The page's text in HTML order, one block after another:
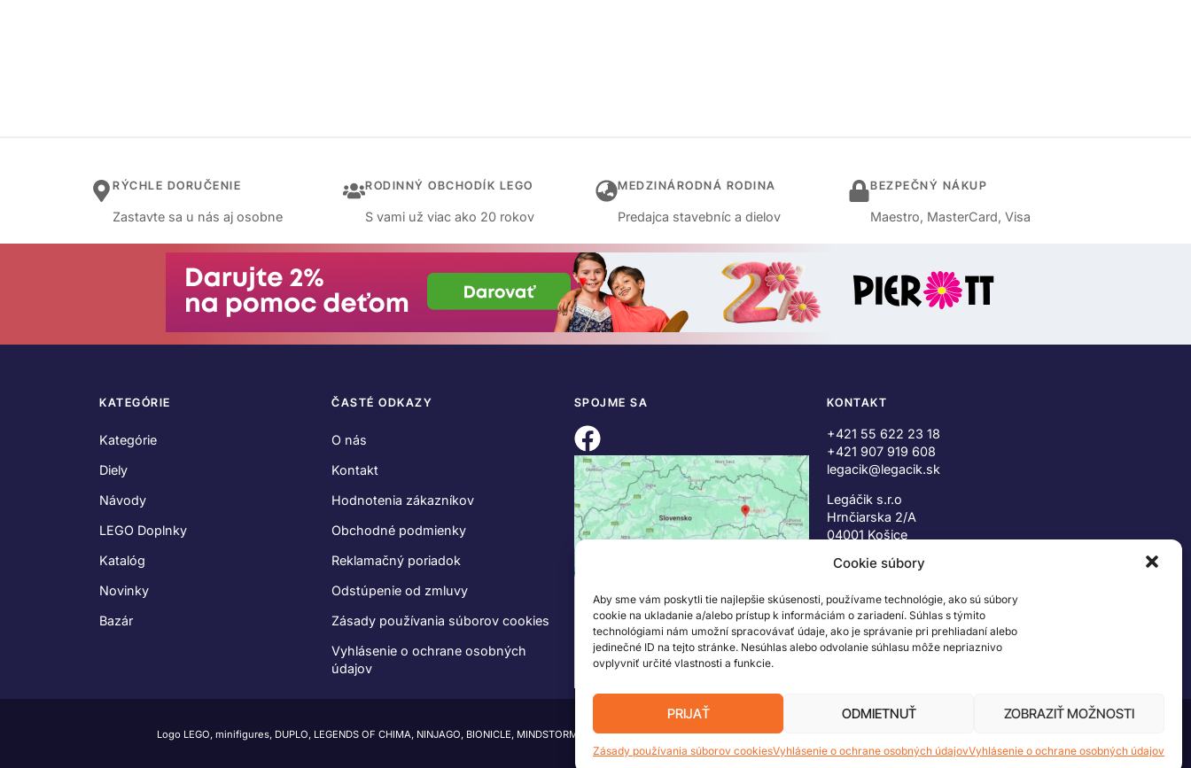
Cookie súbory
Aby sme vám poskytli tie najlepšie skúsenosti, používame technológie, ako sú súbory
cookie na ukladanie a/alebo prístup k informáciám o zariadení. Súhlas s týmito
technológiami nám umožní spracovávať údaje, ako je správanie pri prehliadaní alebo
jedinečné ID na tejto stránke. Nesúhlas alebo odvolanie súhlasu môže nepriaznivo
ovplyvniť určité vlastnosti a funkcie.
PRIJAŤ ODMIETNUŤ ZOBRAZIŤ MOŽNOSTI
Zásady používania súborov cookiesVyhlásenie o ochrane osobných údajovVyhlásenie o ochrane osobných údajov
RÝCHLE DORUČENIE
Zastavte sa u nás aj osobne
RODINNÝ OBCHODÍK LEGO
S vami už viac ako 20 rokov
MEDZINÁRODNÁ RODINA
Predajca stavebníc a dielov
BEZPEČNÝ NÁKUP
Maestro, MasterCard, Visa
KATEGÓRIE
Kategórie
Diely
Návody
LEGO Doplnky
Katalóg
Novinky
Bazár
ČASTÉ ODKAZY
O nás
Kontakt
Hodnotenia zákazníkov
Obchodné podmienky
Reklamačný poriadok
Odstúpenie od zmluvy
Zásady používania súborov cookies
Vyhlásenie o ochrane osobných
údajov
SPOJME SA KONTAKT
+421 55 622 23 18
+421 907 919 608
legacik@legacik.sk
Legáčik s.r.o
Hrnčiarska 2/A
04001 Košice
IČ DPH: SK2023978330
Logo LEGO, minifigures, DUPLO, LEGENDS OF CHIMA, NINJAGO, BIONICLE, MINDSTORMS a MIXELS sú ochranné známky LEGO Group. ©2026 The LEGO Group. Všetky práva vyhradené